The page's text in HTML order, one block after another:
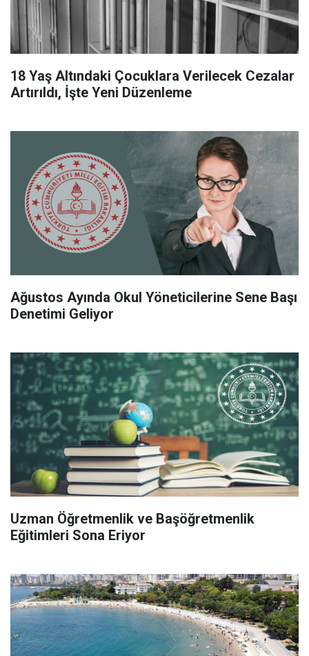
18 Yaş Altındaki Çocuklara Verilecek Cezalar
Artırıldı, İşte Yeni Düzenleme
Ağustos Ayında Okul Yöneticilerine Sene Başı
Denetimi Geliyor
Uzman Öğretmenlik ve Başöğretmenlik
Eğitimleri Sona Eriyor